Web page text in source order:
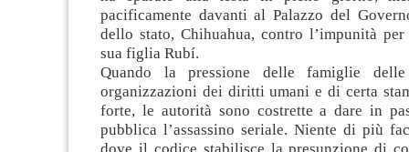
pacificamente davanti al Palazzo del
dello stato, Chihuahua, contro l’impunità
sua figlia Rubí.
Quando la pressione delle famiglie
organizzazioni dei diritti umani e di certa
forte, le autorità sono costrette a dare in
pubblica l’assassino seriale. Niente di più
dove il codice stabilisce la presunzione di